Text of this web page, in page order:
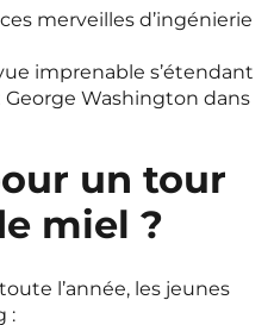
merveilles d’ingénierie
imprenable s’étendant
Washington dans
un tour
miel ?
l’année, les jeunes
: